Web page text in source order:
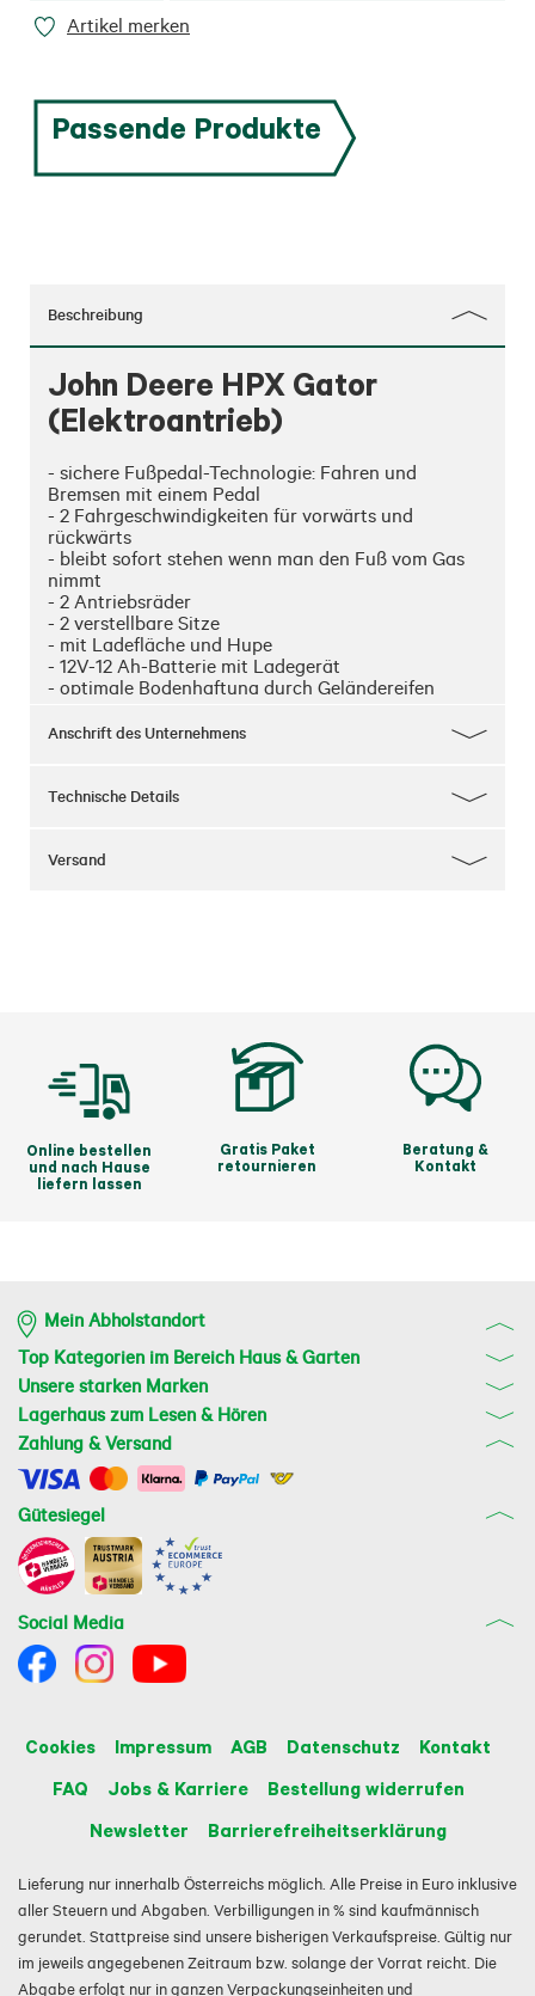
Artikel merken
Passende Produkte
Beschreibung
John Deere HPX Gator
(Elektroantrieb)
- sichere Fußpedal-Technologie: Fahren und
Bremsen mit einem Pedal
- 2 Fahrgeschwindigkeiten für vorwärts und
rückwärts
- bleibt sofort stehen wenn man den Fuß vom Gas
nimmt
- 2 Antriebsräder
- 2 verstellbare Sitze
- mit Ladefläche und Hupe
- 12V-12 Ah-Batterie mit Ladegerät
- optimale Bodenhaftung durch Geländereifen
Anschrift des Unternehmens
Technische Details
Versand
Online bestellen
und nach Hause
liefern lassen
Gratis Paket
retournieren
Beratung &
Kontakt
Mein Abholstandort
Top Kategorien im Bereich Haus & Garten
Unsere starken Marken
Lagerhaus zum Lesen & Hören
Zahlung & Versand
Gütesiegel
Social Media
Cookies Impressum AGB Datenschutz
Kontakt
FAQ
Jobs & Karriere
Bestellung widerrufen
Newsletter
Barrierefreiheitserklärung
Lieferung nur innerhalb Österreichs möglich. Alle Preise in Euro inklusive
aller Steuern und Abgaben. Verbilligungen in % sind kaufmännisch
gerundet. Stattpreise sind unsere bisherigen Verkaufspreise. Gültig nur
im jeweils angegebenen Zeitraum bzw. solange der Vorrat reicht. Die
Abgabe erfolgt nur in ganzen Verpackungseinheiten und